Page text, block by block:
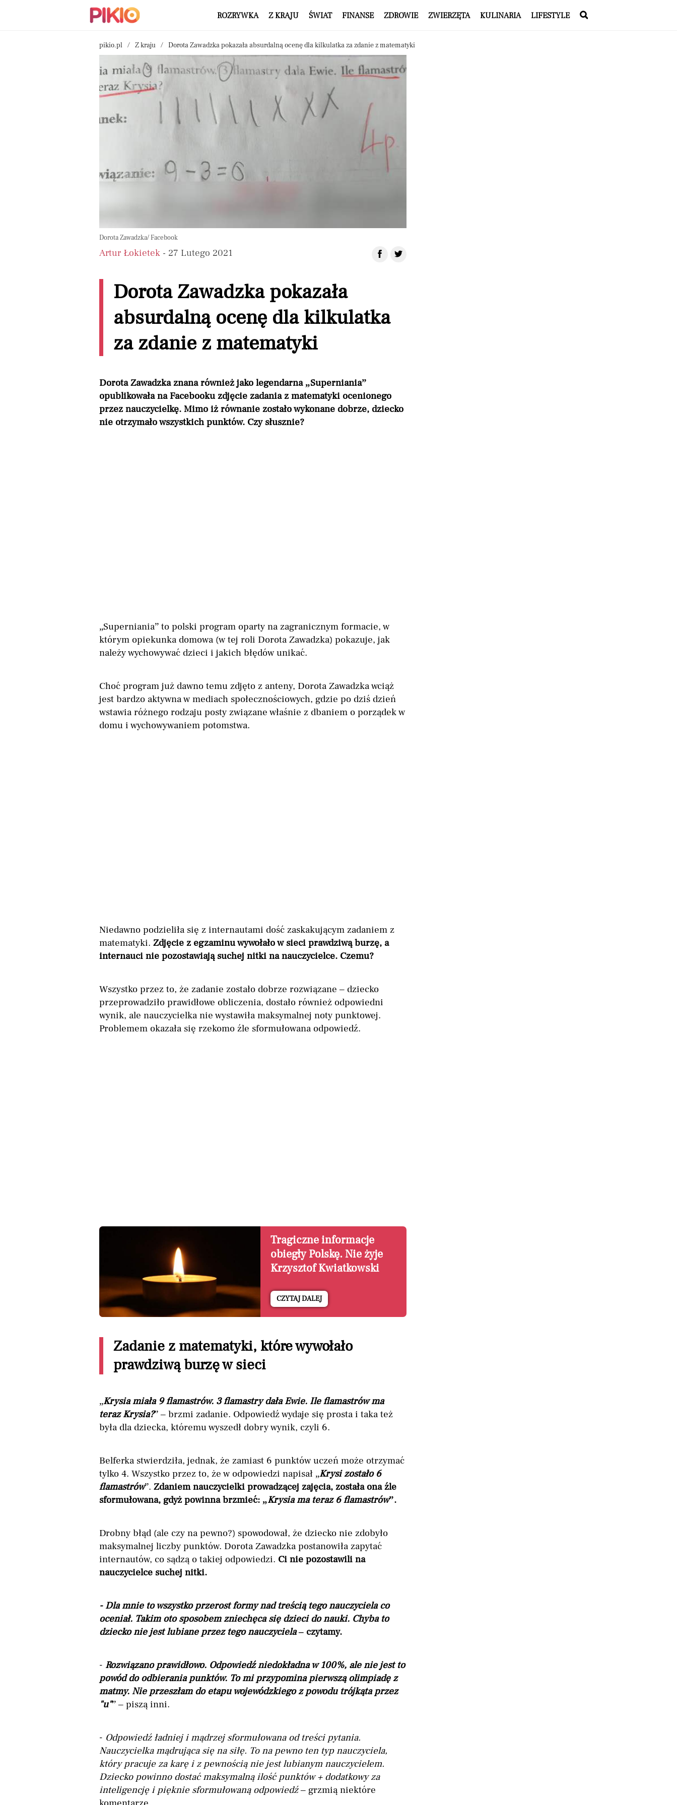
ROZRYWKA Z KRAJU ŚWIAT FINANSE ZDROWIE ZWIERZĘTA KULINARIA LIFESTYLE
pikio.pl Z kraju Dorota Zawadzka pokazała absurdalną ocenę dla kilkulatka za zdanie z matematyki
Dorota Zawadzka/ Facebook
Artur Łokietek - 27 Lutego 2021
Dorota Zawadzka pokazała
absurdalną ocenę dla kilkulatka
za zdanie z matematyki
Dorota Zawadzka znana również jako legendarna „Superniania”
opublikowała na Facebooku zdjęcie zadania z matematyki ocenionego
przez nauczycielkę. Mimo iż równanie zostało wykonane dobrze, dziecko
nie otrzymało wszystkich punktów. Czy słusznie?
„Superniania” to polski program oparty na zagranicznym formacie, w
którym opiekunka domowa (w tej roli Dorota Zawadzka) pokazuje, jak
należy wychowywać dzieci i jakich błędów unikać.
Choć program już dawno temu zdjęto z anteny, Dorota Zawadzka wciąż
jest bardzo aktywna w mediach społecznościowych, gdzie po dziś dzień
wstawia różnego rodzaju posty związane właśnie z dbaniem o porządek w
domu i wychowywaniem potomstwa.
Niedawno podzieliła się z internautami dość zaskakującym zadaniem z
matematyki. Zdjęcie z egzaminu wywołało w sieci prawdziwą burzę, a
internauci nie pozostawiają suchej nitki na nauczycielce. Czemu?
Wszystko przez to, że zadanie zostało dobrze rozwiązane – dziecko
przeprowadziło prawidłowe obliczenia, dostało również odpowiedni
wynik, ale nauczycielka nie wystawiła maksymalnej noty punktowej.
Problemem okazała się rzekomo źle sformułowana odpowiedź.
Tragiczne informacje
obiegły Polskę. Nie żyje
Krzysztof Kwiatkowski
CZYTAJ DALEJ
Zadanie z matematyki, które wywołało
prawdziwą burzę w sieci
„Krysia miała 9 flamastrów. 3 flamastry dała Ewie. Ile flamastrów ma
teraz Krysia?” – brzmi zadanie. Odpowiedź wydaje się prosta i taka też
była dla dziecka, któremu wyszedł dobry wynik, czyli 6.
Belferka stwierdziła, jednak, że zamiast 6 punktów uczeń może otrzymać
tylko 4. Wszystko przez to, że w odpowiedzi napisał „Krysi zostało 6
flamastrów”. Zdaniem nauczycielki prowadzącej zajęcia, została ona źle
sformułowana, gdyż powinna brzmieć: „Krysia ma teraz 6 flamastrów”.
Drobny błąd (ale czy na pewno?) spowodował, że dziecko nie zdobyło
maksymalnej liczby punktów. Dorota Zawadzka postanowiła zapytać
internautów, co sądzą o takiej odpowiedzi. Ci nie pozostawili na
nauczycielce suchej nitki.
- Dla mnie to wszystko przerost formy nad treścią tego nauczyciela co
oceniał. Takim oto sposobem zniechęca się dzieci do nauki. Chyba to
dziecko nie jest lubiane przez tego nauczyciela– czytamy.
- Rozwiązano prawidłowo. Odpowiedź niedokładna w 100%, ale nie jest to
powód do odbierania punktów. To mi przypomina pierwszą olimpiadę z
matmy. Nie przeszłam do etapu wojewódzkiego z powodu trójkąta przez
"u"” – piszą inni.
- Odpowiedź ładniej i mądrzej sformułowana od treści pytania.
Nauczycielka mądrująca się na siłę. To na pewno ten typ nauczyciela,
który pracuje za karę i z pewnością nie jest lubianym nauczycielem.
Dziecko powinno dostać maksymalną ilość punktów + dodatkowy za
inteligencję i pięknie sformułowaną odpowiedź– grzmią niektóre